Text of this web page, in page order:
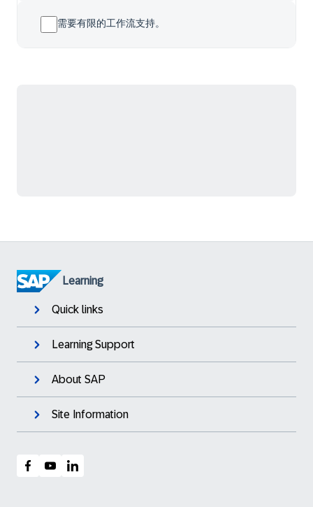
需要有限的工作流支持。
Learning
Quick links
Learning Support
About SAP
Site Information